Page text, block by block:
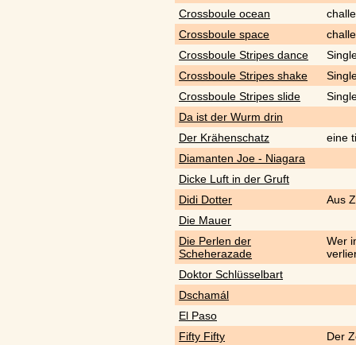
Crossboule ocean
Crossboule space
Crossboule Stripes dance
Crossboule Stripes shake
Crossboule Stripes slide
Da ist der Wurm drin
Der Krähenschatz
eine
Diamanten Joe - Niagara
Dicke Luft in der Gruft
Didi Dotter
Aus
Die Mauer
Die Perlen der
Scheherazade
Wer
Doktor Schlüsselbart
Dschamál
El Paso
Fifty Fifty
Der